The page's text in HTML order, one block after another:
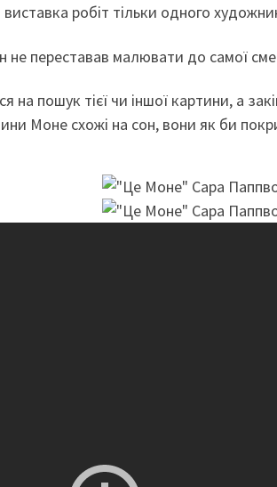
робіт тільки одного
переставав малювати до самої
на пошук тієї чи іншої картини, а
Моне схожі на сон, вони як би